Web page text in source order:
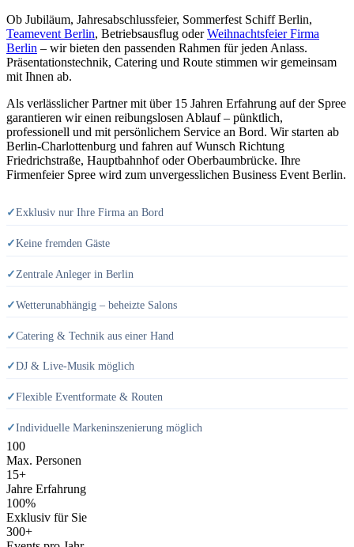
Ob Jubiläum, Jahresabschlussfeier, Sommerfest Schiff Berlin,
Teamevent Berlin, Betriebsausflug oderWeihnachtsfeier Firma
Berlin – wir bieten den passenden Rahmen für jeden Anlass.
Präsentationstechnik, Catering und Route stimmen wir gemeinsam
mit Ihnen ab.
Als verlässlicher Partner mit über 15 Jahren Erfahrung auf der Spree
garantieren wir einen reibungslosen Ablauf – pünktlich,
professionell und mit persönlichem Service an Bord. Wir starten ab
Berlin-Charlottenburg und fahren auf Wunsch Richtung
Friedrichstraße, Hauptbahnhof oder Oberbaumbrücke. Ihre
Firmenfeier Spree wird zum unvergesslichen Business Event Berlin.
✓Exklusiv nur Ihre Firma an Bord
✓Keine fremden Gäste
✓Zentrale Anleger in Berlin
✓Wetterunabhängig – beheizte Salons
✓Catering & Technik aus einer Hand
✓DJ & Live-Musik möglich
✓Flexible Eventformate & Routen
✓Individuelle Markeninszenierung möglich
100
Max. Personen
15+
Jahre Erfahrung
100%
Exklusiv für Sie
300+